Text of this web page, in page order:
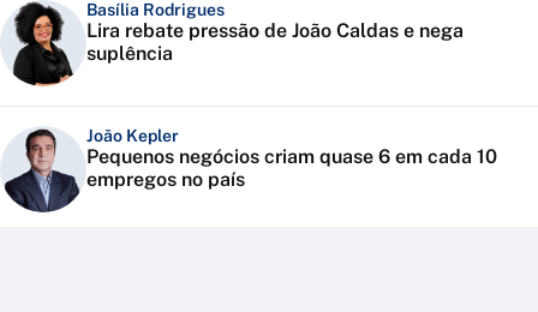
Basília Rodrigues
Lira rebate pressão de João Caldas e nega
suplência
João Kepler
Pequenos negócios criam quase 6 em cada 10
empregos no país